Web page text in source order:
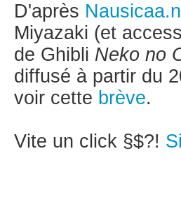
D'après
Miyazaki (et
de Ghibli Neko no
diffusé à partir du
voir cette brève.
Vite un click §$?!